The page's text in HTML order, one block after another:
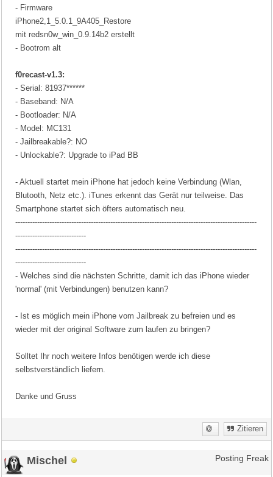
- Firmware
iPhone2,1_5.0.1_9A405_Restore
mit redsn0w_win_0.9.14b2 erstellt
- Bootrom alt
f0recast-v1.3:
- Serial: 81937******
- Baseband: N/A
- Bootloader: N/A
- Model: MC131
- Jailbreakable?: NO
- Unlockable?: Upgrade to iPad BB
- Aktuell startet mein iPhone hat jedoch keine Verbindung (Wlan,
Blutooth, Netz etc.). iTunes erkennt das Gerät nur teilweise. Das
Smartphone startet sich öfters automatisch neu.
---------------------------------------------------------------------------------------------------
-----------------------------
---------------------------------------------------------------------------------------------------
-----------------------------
- Welches sind die nächsten Schritte, damit ich das iPhone wieder
'normal' (mit Verbindungen) benutzen kann?
- Ist es möglich mein iPhone vom Jailbreak zu befreien und es
wieder mit der original Software zum laufen zu bringen?
Solltet Ihr noch weitere Infos benötigen werde ich diese
selbstverständlich liefern.
Danke und Gruss
Zitieren
Mischel Posting Freak